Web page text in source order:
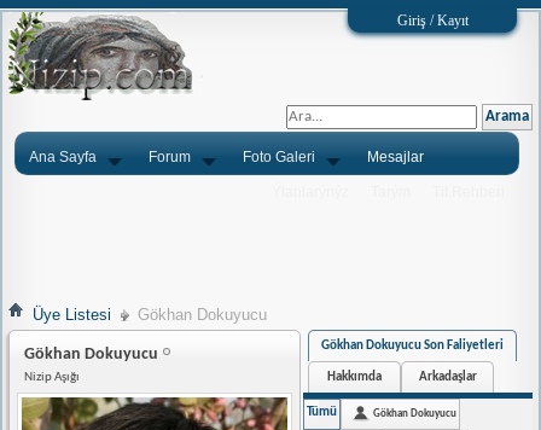
Giriş / Kayıt
Ana Sayfa Forum Foto Galeri Mesajlar
Üye Listesi Gökhan Dokuyucu
Gökhan Dokuyucu
Nizip Aşığı
Gökhan Dokuyucu Son Faliyetleri
Hakkımda Arkadaşlar
Tümü Gökhan Dokuyucu